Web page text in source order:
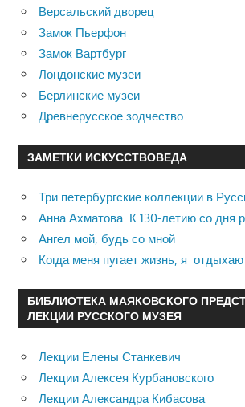
Версальский дворец
Замок Пьерфон
Замок Вартбург
Лондонские музеи
Берлинские музеи
Древнерусское зодчество
ЗАМЕТКИ ИСКУССТВОВЕДА
Три петербургские коллекции в
Анна Ахматова. К 130-летию со дня
Ангел мой, будь со мной
Когда меня пугает жизнь, я
БИБЛИОТЕКА МАЯКОВСКОГО
ЛЕКЦИИ РУССКОГО МУЗЕЯ
Лекции Елены Станкевич
Лекции Алексея Курбановского
Лекции Александра Кибасова